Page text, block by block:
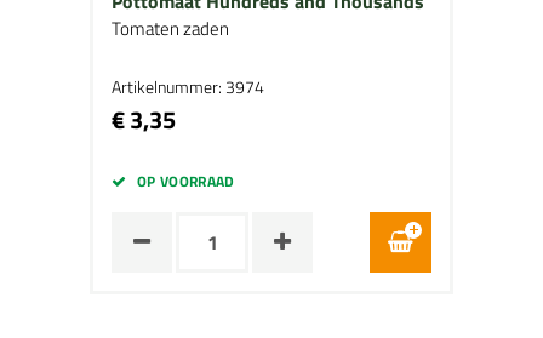
Tomaten zaden
Artikelnummer: 3974
€ 3,35
OP VOORRAAD